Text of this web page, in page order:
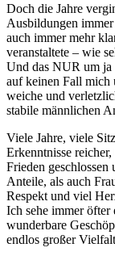
Doch die Jahre
Ausbildungen
auch immer mehr
veranstaltete – wie
Und das NUR um ja
auf keinen Fall mich
weiche und
stabile männlichen
Viele Jahre, viele
Erkenntnisse
Frieden geschlossen
Anteile, als auch
Respekt und viel
Ich sehe immer öfter
wunderbare
endlos großer